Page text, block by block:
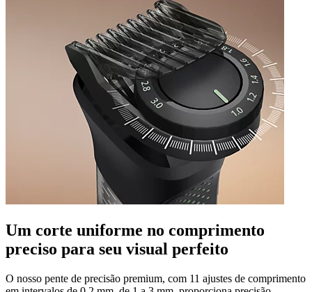
Um corte uniforme no comprimento
preciso para seu visual perfeito
O nosso pente de precisão premium, com 11 ajustes de comprimento